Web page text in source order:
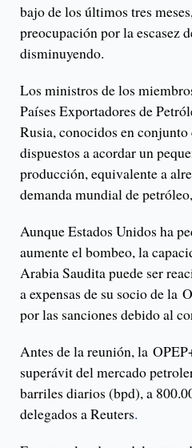
bajo de los últimos tres
preocupación por la escasez
disminuyendo.
Los ministros de los
Países Exportadores de
Rusia, conocidos en
dispuestos a acordar un
producción, equivalente a
demanda mundial de
Aunque Estados Unidos ha
aumente el bombeo, la
Arabia Saudita puede ser
a expensas de su socio de la
por las sanciones debido al
Antes de la reunión, la
superávit del mercado
barriles diarios (bpd), a
delegados a Reuters.